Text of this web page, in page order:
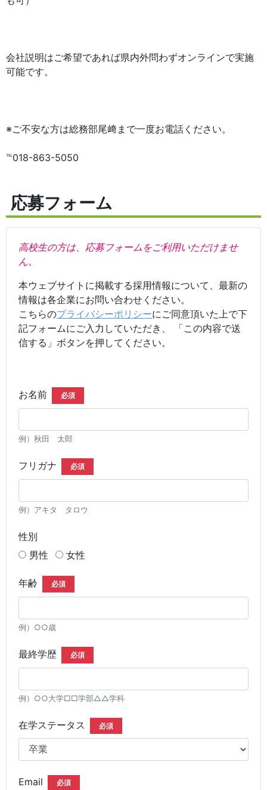
会社説明はご希望であれば県内外問わずオンラインで実施
可能です。
※ご不安な方は総務部尾﨑まで一度お電話ください。
℡018-863-5050
応募フォーム
高校生の方は、応募フォームをご利用いただけませ
ん。
本ウェブサイトに掲載する採用情報について、最新の
情報は各企業にお問い合わせください。
こちらのプライバシーポリシーにご同意頂いた上で下
記フォームにご入力していただき、 「この内容で送
信する」ボタンを押してください。
お名前 必須
例）秋田 太郎
フリガナ 必須
例）アキタ タロウ
性別
男性
女性
年齢 必須
例）○○歳
最終学歴 必須
例）○○大学□□学部△△学科
在学ステータス 必須
Email 必須